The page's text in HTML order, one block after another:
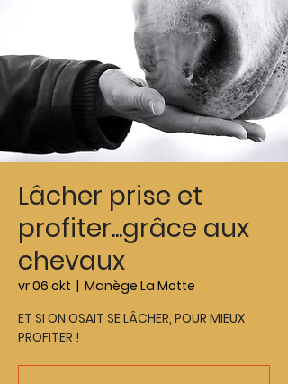
Lâcher prise et
profiter...grâce aux
chevaux
vr 06 okt
  |
Manège La Motte
ET SI ON OSAIT SE LÂCHER, POUR MIEUX
PROFITER !